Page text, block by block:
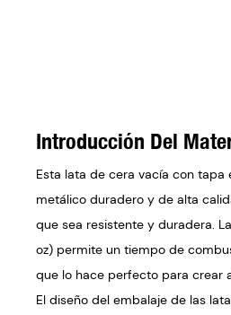
Introducción Del
Esta lata de cera vacía con
metálico duradero y de alta
que sea resistente y duradera.
oz) permite un tiempo de
que lo hace perfecto para crear
El diseño del embalaje de las